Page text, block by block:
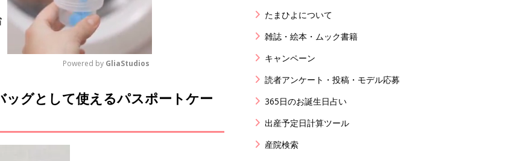
M
t
Powered by GliaStudios
グとして使えるパスポートケー
たまひよについて
雑誌・絵本・ムック書籍
キャンペーン
読者アンケート・投稿・モデル応募
365日のお誕生日占い
出産予定日計算ツール
産院検索